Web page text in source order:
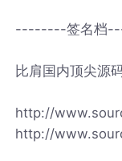
--------签名
比肩国内顶尖源
http://
http://